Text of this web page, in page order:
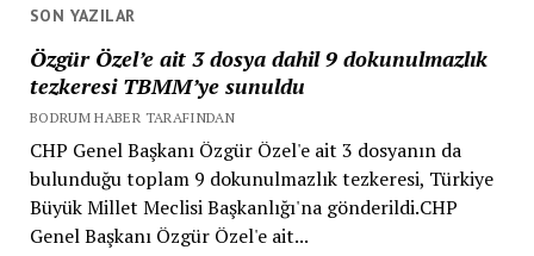
SON YAZILAR
Özgür Özel’e ait 3 dosya dahil 9 dokunulmazlık
tezkeresi TBMM’ye sunuldu
BODRUM HABER TARAFINDAN
CHP Genel Başkanı Özgür Özel'e ait 3 dosyanın da
bulunduğu toplam 9 dokunulmazlık tezkeresi, Türkiye
Büyük Millet Meclisi Başkanlığı'na gönderildi.CHP
Genel Başkanı Özgür Özel'e ait...